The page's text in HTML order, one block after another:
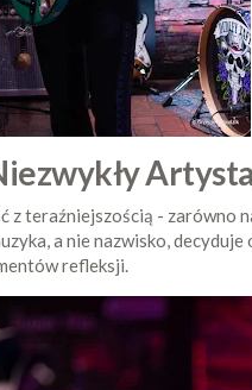
z teraźniejszością -
a nie nazwisko,
refleksji.